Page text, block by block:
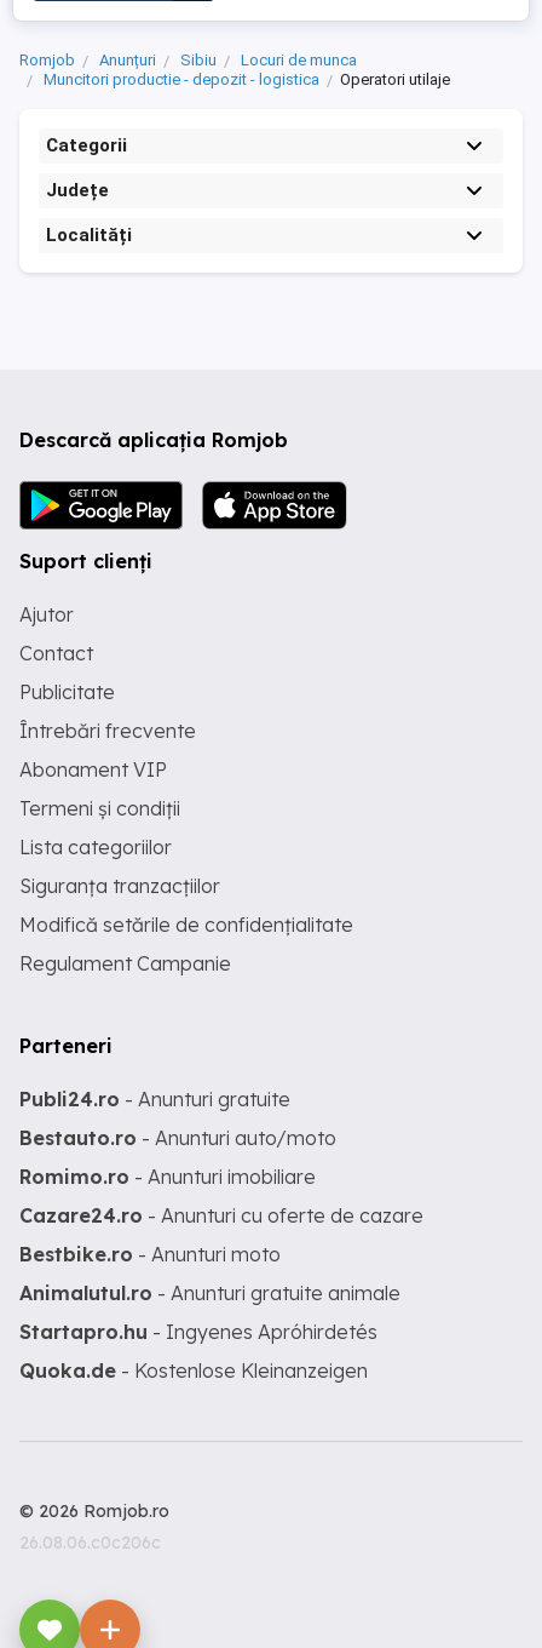
Romjob Anunțuri Sibiu
Locuri de munca
Muncitori productie - depozit - logistica
Operatori utilaje
Categorii
Județe
Localități
Descarcă aplicația Romjob
Suport clienți
Ajutor
Contact
Publicitate
Întrebări frecvente
Abonament VIP
Termeni și condiții
Lista categoriilor
Siguranța tranzacțiilor
Modifică setările de confidențialitate
Regulament Campanie
Parteneri
Publi24.ro - Anunturi gratuite
Bestauto.ro - Anunturi auto/moto
Romimo.ro - Anunturi imobiliare
Cazare24.ro - Anunturi cu oferte de cazare
Bestbike.ro - Anunturi moto
Animalutul.ro - Anunturi gratuite animale
Startapro.hu - Ingyenes Apróhirdetés
Quoka.de - Kostenlose Kleinanzeigen
© 2026 Romjob.ro
26.08.06.c0c206c